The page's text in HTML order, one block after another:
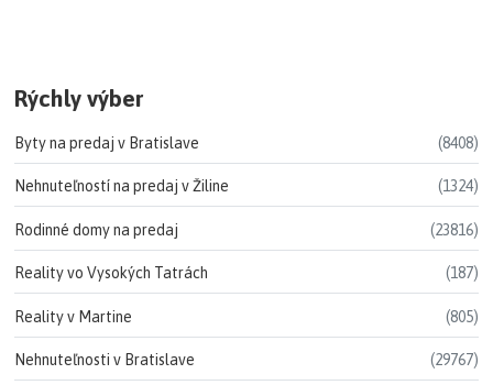
Rýchly výber
Byty na predaj v Bratislave (8408)
Nehnuteľností na predaj v Žiline (1324)
Rodinné domy na predaj (23816)
Reality vo Vysokých Tatrách (187)
Reality v Martine (805)
Nehnuteľnosti v Bratislave (29767)